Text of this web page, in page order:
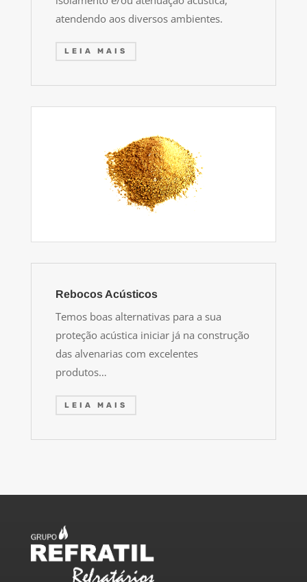
atendendo aos diversos ambientes.
LEIA MAIS
Rebocos Acústicos
Temos boas alternativas para a sua
proteção acústica iniciar já na construção
das alvenarias com excelentes
produtos…
LEIA MAIS